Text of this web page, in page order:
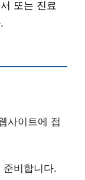
또는 진료
사이트에 접
준비합니다.